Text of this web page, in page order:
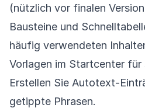
(nützlich vor finalen
Bausteine und
häufig verwendeten
Vorlagen im Startcenter für
Erstellen Sie Autotext-
getippte Phrasen.